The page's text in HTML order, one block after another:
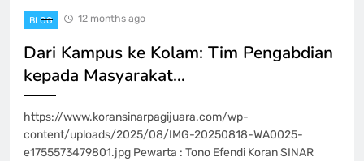
BLOG 12 months ago
Dari Kampus ke Kolam: Tim Pengabdian
kepada Masyarakat…
https://www.koransinarpagijuara.com/wp-
content/uploads/2025/08/IMG-20250818-WA0025-
e1755573479801.jpg Pewarta : Tono Efendi Koran SINAR